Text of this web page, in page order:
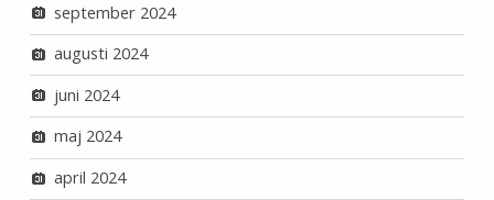
september 2024
augusti 2024
juni 2024
maj 2024
april 2024